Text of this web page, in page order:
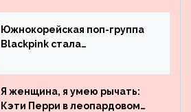
Южнокорейская поп-группа
Blackpink стала
просмотрам на YouTube. Они
обогнали даже Джастина
Бибера
Я женщина, я умею рычать:
Кэти Перри в леопардовом